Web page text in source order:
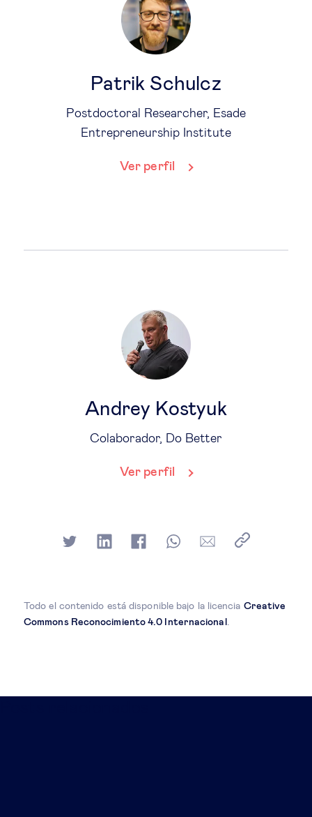
Patrik Schulcz
Postdoctoral Researcher, Esade
Entrepreneurship Institute
Ver perfil
Andrey Kostyuk
Colaborador, Do Better
Ver perfil
Todo el contenido está disponible bajo la licencia Creative
Commons Reconocimiento 4.0 Internacional .